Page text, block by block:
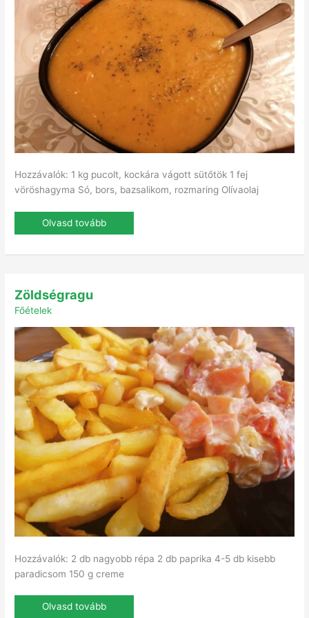
Hozzávalók: 1 kg pucolt, kockára vágott sütőtök 1 fej
vöröshagyma Só, bors, bazsalikom, rozmaring Olívaolaj
Olvasd tovább
Zöldségragu
Főételek
Hozzávalók: 2 db nagyobb répa 2 db paprika 4-5 db kisebb
paradicsom 150 g creme
Zöldségragu
Olvasd tovább